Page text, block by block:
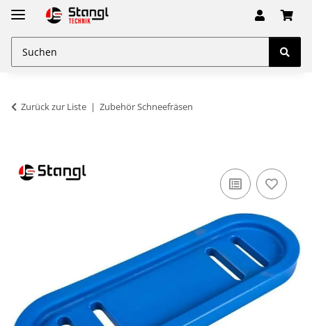
Zurück zur Liste Zubehör Schneefräsen